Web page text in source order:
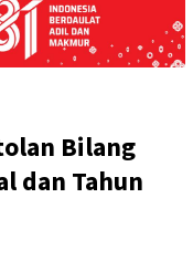
Bilang
dan Tahun